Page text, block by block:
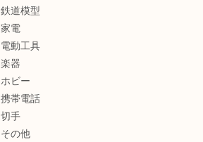
鉄道模型
家電
電動工具
楽器
ホビー
携帯電話
切手
その他